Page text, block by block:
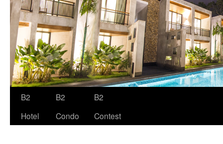
Skip
B2
Hotel
B2
Condo
B2
Contest